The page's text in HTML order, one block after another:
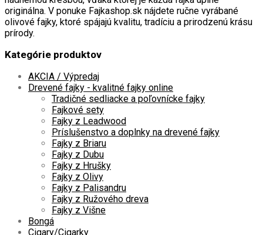
originálna. V ponuke Fajkashop.sk nájdete ručne vyrábané
olivové fajky, ktoré spájajú kvalitu, tradíciu a prirodzenú krásu
prírody.
Kategórie produktov
AKCIA / Výpredaj
Drevené fajky - kvalitné fajky online
Tradičné sedliacke a poľovnícke fajky
Fajkové sety
Fajky z Leadwood
Príslušenstvo a doplnky na drevené fajky
Fajky z Briaru
Fajky z Dubu
Fajky z Hrušky
Fajky z Olivy
Fajky z Palisandru
Fajky z Ružového dreva
Fajky z Višne
Bongá
Cigary/Cigarky